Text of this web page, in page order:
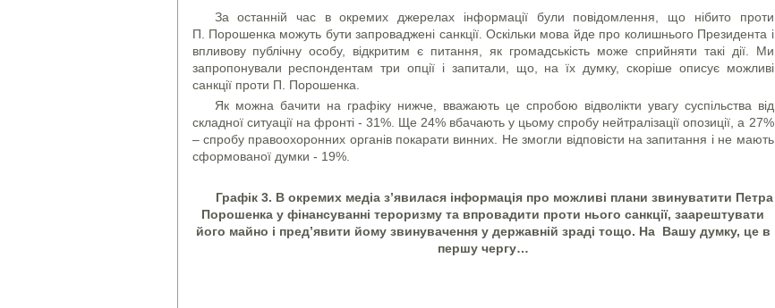
За останній час в окремих джерелах інформації були повідомлення, що нібито проти
П. Порошенка можуть бути запроваджені санкції. Оскільки мова йде про колишнього Президента і
впливову публічну особу, відкритим є питання, як громадськість може сприйняти такі дії. Ми
запропонували респондентам три опції і запитали, що, на їх думку, скоріше описує можливі
санкції проти П. Порошенка.
Як можна бачити на графіку нижче, вважають це спробою відволікти увагу суспільства від
складної ситуації на фронті - 31%. Ще 24% вбачають у цьому спробу нейтралізації опозиції, а 27%
– спробу правоохоронних органів покарати винних. Не змогли відповісти на запитання і не мають
сформованої думки - 19%.
Графік 3. В окремих медіа з’явилася інформація про можливі плани звинуватити Петра
Порошенка у фінансуванні тероризму та впровадити проти нього санкції, заарештувати
його майно і пред’явити йому звинувачення у державній зраді тощо. На Вашу думку, це в
першу чергу…